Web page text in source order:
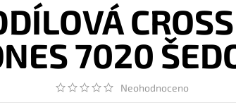
7020
Neohodnoceno